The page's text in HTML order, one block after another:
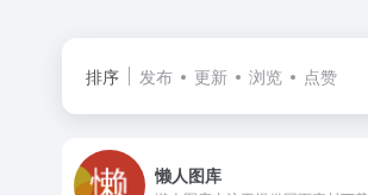
排序 发布 更新 浏览 点赞
懒人图库